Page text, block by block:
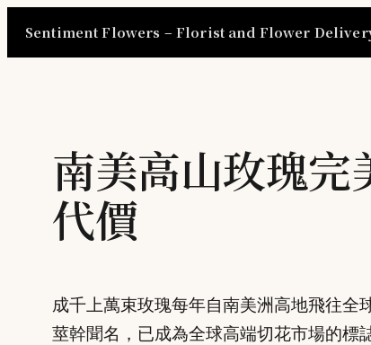
Sentiment Flowers – Florist and Flower
南美高山玫瑰完
代價
成千上萬束玫瑰每年自南美洲高地飛往
莖幹聞名，已成為全球高端切花市場的標